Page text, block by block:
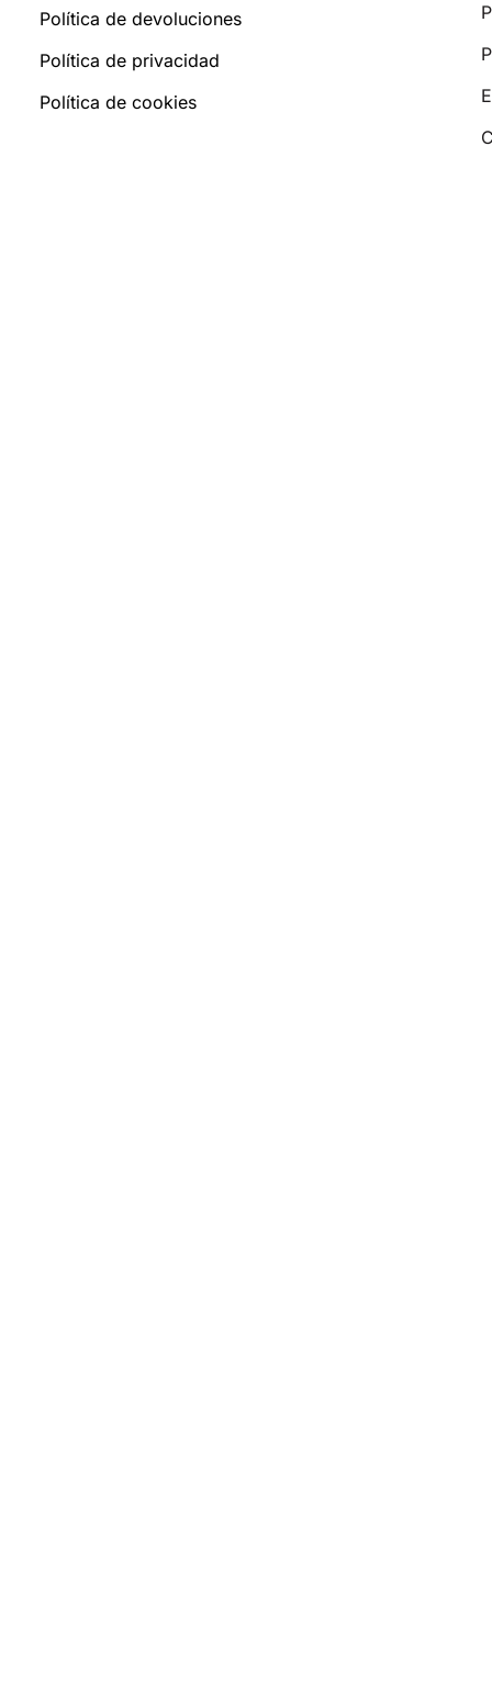
Política de devoluciones
Política de privacidad
Política de cookies